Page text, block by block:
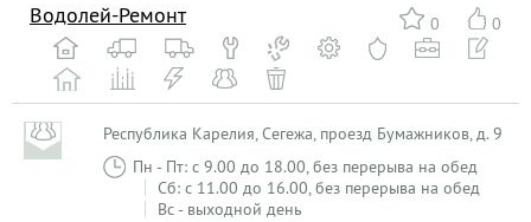
0 0
Водолей-Ремонт
Республика Карелия, Сегежа, проезд Бумажников, д. 9
Пн - Пт: с 9.00 до 18.00, без перерыва на обед
Сб: с 11.00 до 16.00, без перерыва на обед
Вс - выходной день